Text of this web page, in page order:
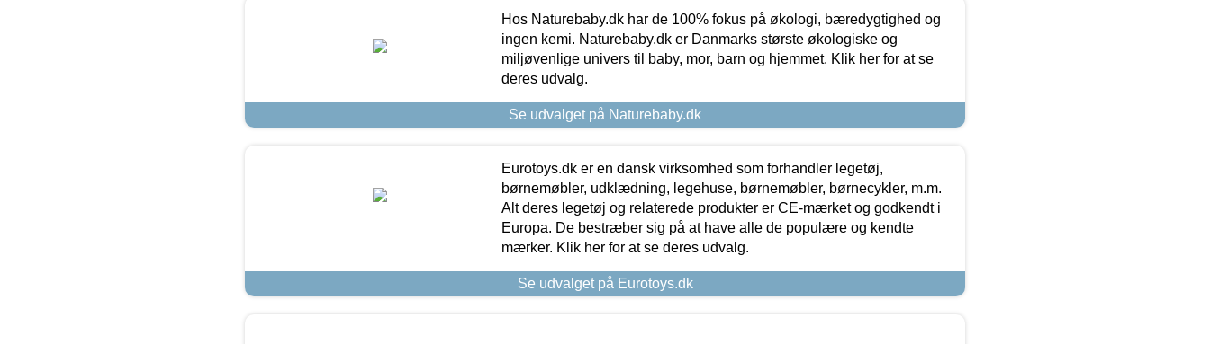
Hos Naturebaby.dk har de 100% fokus på økologi, bæredygtighed og
ingen kemi. Naturebaby.dk er Danmarks største økologiske og
miljøvenlige univers til baby, mor, barn og hjemmet. Klik her for at se
deres udvalg.
Se udvalget på Naturebaby.dk
Eurotoys.dk er en dansk virksomhed som forhandler legetøj,
børnemøbler, udklædning, legehuse, børnemøbler, børnecykler, m.m.
Alt deres legetøj og relaterede produkter er CE-mærket og godkendt i
Europa. De bestræber sig på at have alle de populære og kendte
mærker. Klik her for at se deres udvalg.
Se udvalget på Eurotoys.dk